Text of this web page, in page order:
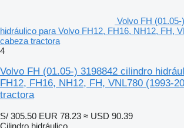
Volvo FH
hidráulico para Volvo FH12, FH16, NH12, FH,
cabeza tractora
4
Volvo FH (01.05-) 3198842 cilindro
FH12, FH16, NH12, FH, VNL780 (1993-
tractora
S/ 305.50 EUR 78.23 ≈ USD 90.39
Cilindro hidráulico